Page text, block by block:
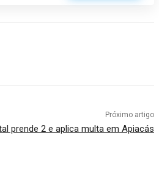
Próximo artigo
prende 2 e aplica multa em Apiacás